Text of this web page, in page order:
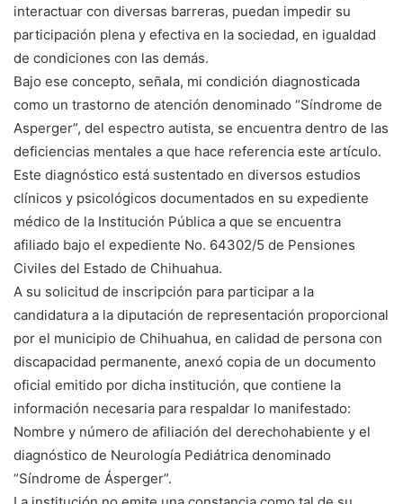
interactuar con diversas barreras, puedan impedir su
participación plena y efectiva en la sociedad, en igualdad
de condiciones con las demás.
Bajo ese concepto, señala, mi condición diagnosticada
como un trastorno de atención denominado “Síndrome de
Asperger”, del espectro autista, se encuentra dentro de las
deficiencias mentales a que hace referencia este artículo.
Este diagnóstico está sustentado en diversos estudios
clínicos y psicológicos documentados en su expediente
médico de la Institución Pública a que se encuentra
afiliado bajo el expediente No. 64302/5 de Pensiones
Civiles del Estado de Chihuahua.
A su solicitud de inscripción para participar a la
candidatura a la diputación de representación proporcional
por el municipio de Chihuahua, en calidad de persona con
discapacidad permanente, anexó copia de un documento
oficial emitido por dicha institución, que contiene la
información necesaria para respaldar lo manifestado:
Nombre y número de afiliación del derechohabiente y el
diagnóstico de Neurología Pediátrica denominado
“Síndrome de Ásperger”.